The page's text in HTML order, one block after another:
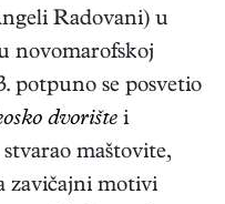
Radovani) u
novomarofskoj
potpuno se posvetio
dvorište i
maštovite,
zavičajni motivi